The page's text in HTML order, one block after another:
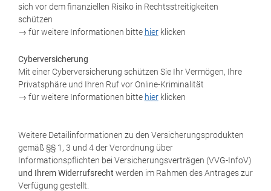
sich vor dem finanziellen Risiko in Rechtsstreitigkeiten
schützen
→ für weitere Informationen bitte hierklicken
Cyberversicherung
Mit einer Cyberversicherung schützen Sie Ihr Vermögen, Ihre
Privatsphäre und Ihren Ruf vor Online-Kriminalität
→ für weitere Informationen bitte hierklicken
Weitere Detailinformationen zu den Versicherungsprodukten
gemäß §§ 1, 3 und 4 der Verordnung über
Informationspflichten bei Versicherungsverträgen (VVG-InfoV)
und Ihrem Widerrufsrecht werden im Rahmen des Antrages zur
Verfügung gestellt.